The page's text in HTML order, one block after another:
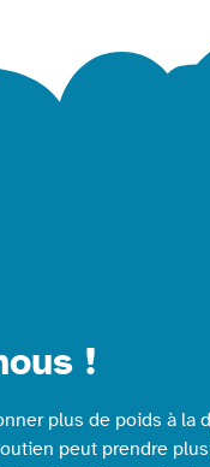
!
plus de poids à la
peut prendre